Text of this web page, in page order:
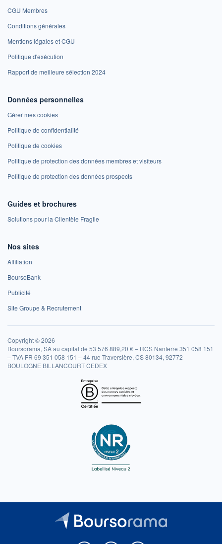
CGU Membres
Conditions générales
Mentions légales et CGU
Politique d'exécution
Rapport de meilleure sélection 2024
Données personnelles
Gérer mes cookies
Politique de confidentialité
Politique de cookies
Politique de protection des données membres et visiteurs
Politique de protection des données prospects
Guides et brochures
Solutions pour la Clientèle Fragile
Nos sites
Affiliation
BoursoBank
Publicité
Site Groupe & Recrutement
Copyright © 2026
Boursorama, SA au capital de 53 576 889,20 € – RCS Nanterre 351 058 151
– TVA FR 69 351 058 151 – 44 rue Traversière, CS 80134, 92772
BOULOGNE BILLANCOURT CEDEX